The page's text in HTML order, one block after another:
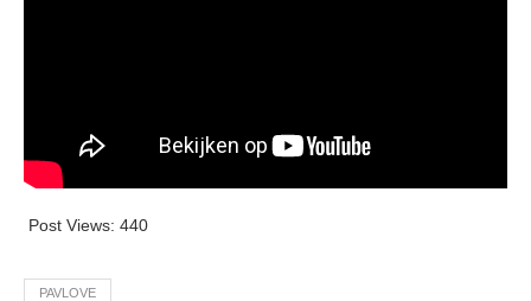
Post Views: 440
PAVLOVE